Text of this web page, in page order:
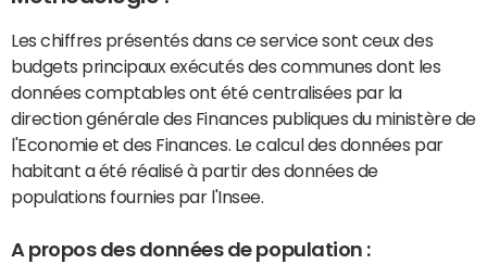
Les chiffres présentés dans ce service sont ceux des
budgets principaux exécutés des communes dont les
données comptables ont été centralisées par la
direction générale des Finances publiques du ministère de
l'Economie et des Finances. Le calcul des données par
habitant a été réalisé à partir des données de
populations fournies par l'Insee.
A propos des données de population :